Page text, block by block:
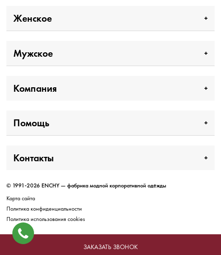
ЗАКАЗАТЬ ЗВОНОК
Женское
Мужское
Компания
Помощь
Контакты
© 1991-2026 ENCHY — фабрика модной корпоративной одежды
Карта сайта
Политика конфиденциальности
Политика использования cookies